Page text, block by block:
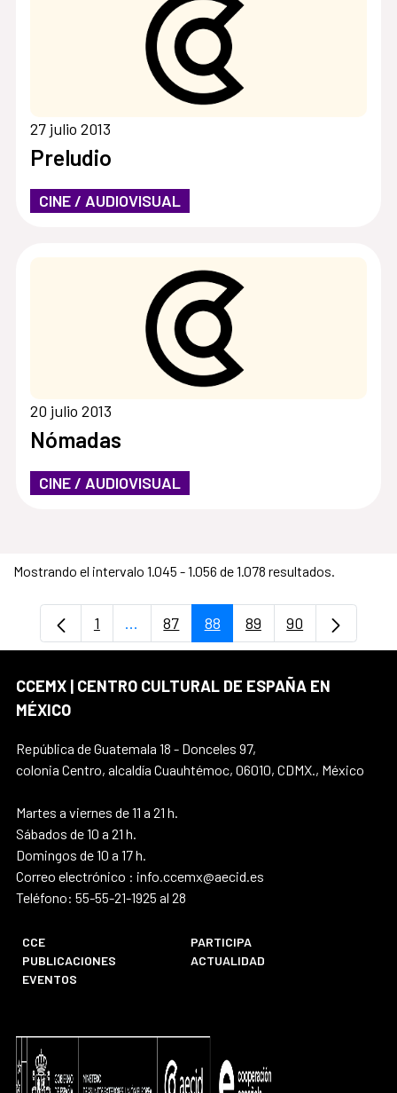
27 julio 2013
Preludio
CINE / AUDIOVISUAL
20 julio 2013
Nómadas
CINE / AUDIOVISUAL
Mostrando el intervalo 1.045 - 1.056 de 1.078 resultados.
Página
1 ...Páginas intermedias Use TAB para
Página
87 Página
88 Página
89 Página
90
CCEMX | CENTRO CULTURAL DE ESPAÑA EN
MÉXICO
República de Guatemala 18 - Donceles 97,
colonia Centro, alcaldía Cuauhtémoc, 06010, CDMX., México
Martes a viernes de 11 a 21 h.
Sábados de 10 a 21 h.
Domingos de 10 a 17 h.
Correo electrónico : info.ccemx@aecid.es
Teléfono: 55-55-21-1925 al 28
CCE
PARTICIPA
PUBLICACIONES
ACTUALIDAD
EVENTOS